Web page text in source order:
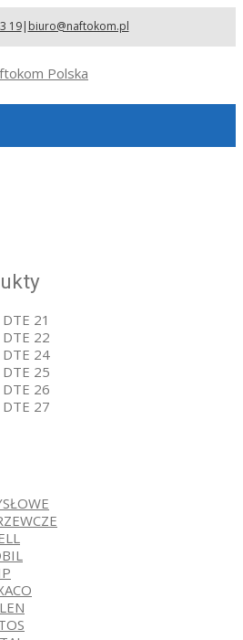
19| biuro@naftokom.pl
21
22
24
25
26
27